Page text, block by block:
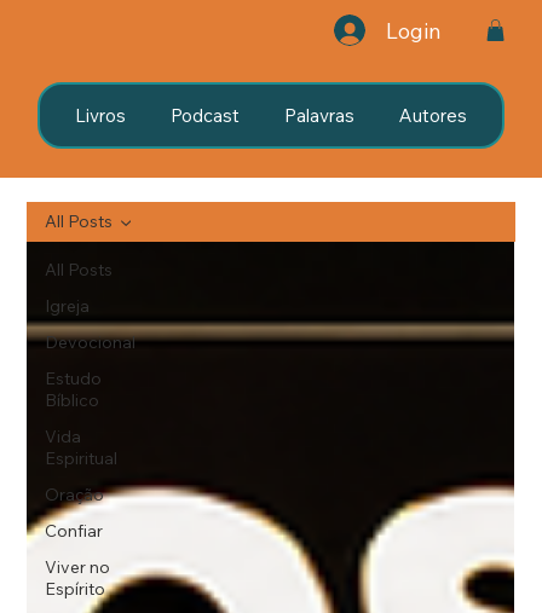
Livros Podcast Palavras Autores
Login
All Posts
Igreja
Devocional
Estudo
Bíblico
Vida
Espiritual
Oração
Confiar
Viver no
Espírito
All Posts